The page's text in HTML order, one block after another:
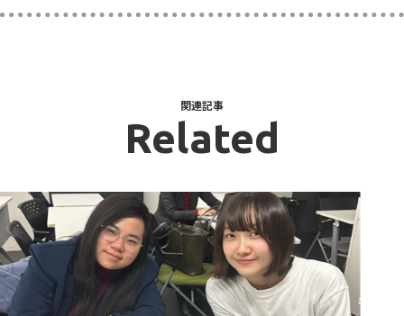
関連記事
Related